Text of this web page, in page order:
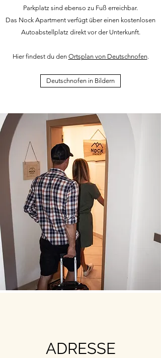
Parkplatz sind ebenso zu Fuß erreichbar.
Das Nock Apartment verfügt über einen kostenlosen
Autoabstellplatz direkt vor der Unterkunft.
Hier findest du den Ortsplan von Deutschnofen.
Deutschnofen in Bildern
ADRESSE